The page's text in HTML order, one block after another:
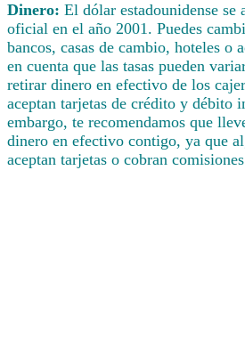
Dinero: El dólar estadounidense se
oficial en el año 2001. Puedes
bancos, casas de cambio, hoteles o
en cuenta que las tasas pueden
retirar dinero en efectivo de los
aceptan tarjetas de crédito y débito
embargo, te recomendamos que
dinero en efectivo contigo, ya que
aceptan tarjetas o cobran